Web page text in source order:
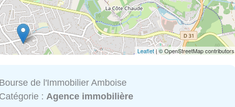
Leaflet| © OpenStreetMap contributors
Bourse de l'Immobilier Amboise
Catégorie : Agence immobilière